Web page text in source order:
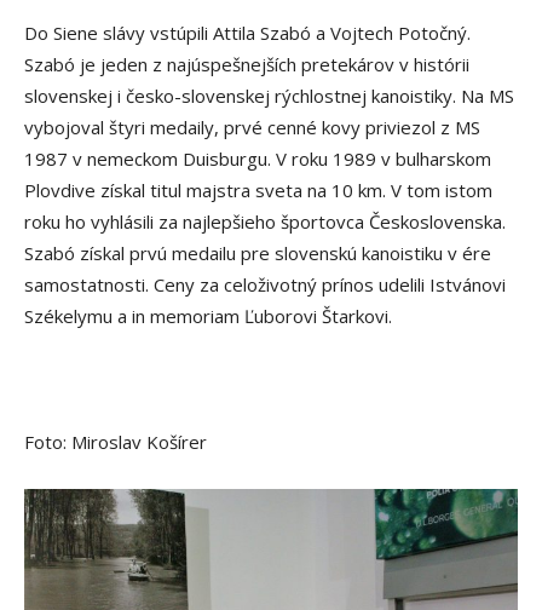
Do Siene slávy vstúpili Attila Szabó a Vojtech Potočný.
Szabó je jeden z najúspešnejších pretekárov v histórii
slovenskej i česko-slovenskej rýchlostnej kanoistiky. Na MS
vybojoval štyri medaily, prvé cenné kovy priviezol z MS
1987 v nemeckom Duisburgu. V roku 1989 v bulharskom
Plovdive získal titul majstra sveta na 10 km. V tom istom
roku ho vyhlásili za najlepšieho športovca Československa.
Szabó získal prvú medailu pre slovenskú kanoistiku v ére
samostatnosti. Ceny za celoživotný prínos udelili Istvánovi
Székelymu a in memoriam Ľuborovi Štarkovi.
Foto: Miroslav Košírer